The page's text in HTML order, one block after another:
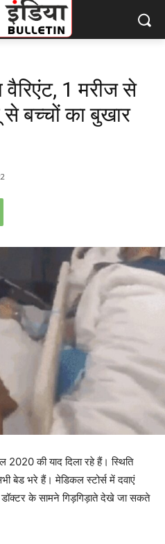
वैरिएंट, 1 मरीज से
बच्चों का बुखार
2020 की याद दिला रहे हैं। स्थिति
बेड भरे हैं। मेडिकल स्टोर्स में दवाएं
के सामने गिड़गिड़ाते देखे जा सकते